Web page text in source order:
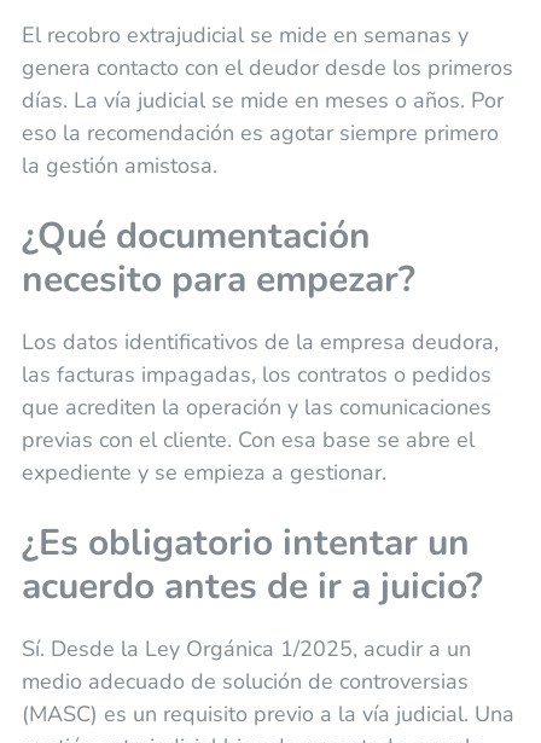
El recobro extrajudicial se mide en semanas y
genera contacto con el deudor desde los primeros
días. La vía judicial se mide en meses o años. Por
eso la recomendación es agotar siempre primero
la gestión amistosa.
¿Qué documentación
necesito para empezar?
Los datos identificativos de la empresa deudora,
las facturas impagadas, los contratos o pedidos
que acrediten la operación y las comunicaciones
previas con el cliente. Con esa base se abre el
expediente y se empieza a gestionar.
¿Es obligatorio intentar un
acuerdo antes de ir a juicio?
Sí. Desde la Ley Orgánica 1/2025, acudir a un
medio adecuado de solución de controversias
(MASC) es un requisito previo a la vía judicial. Una